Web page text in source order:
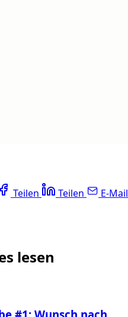
Teilen Teilen E-Mail
lesen